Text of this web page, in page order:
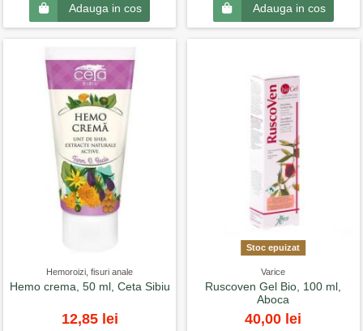
Adauga in cos Adauga in cos
Hemoroizi, fisuri anale
Hemo crema, 50 ml, Ceta Sibiu
12,85 lei
Stoc epuizat
Varice
Ruscoven Gel Bio, 100 ml,
Aboca
40,00 lei